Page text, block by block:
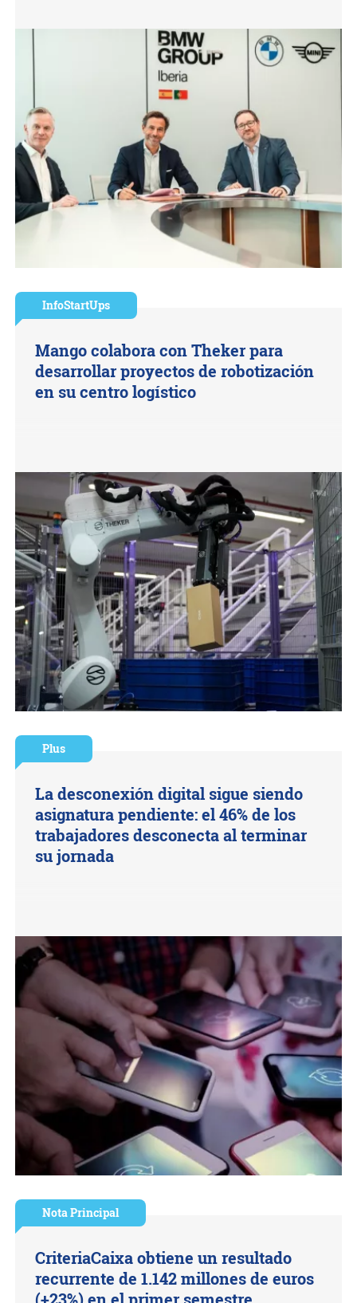
InfoStartUps
Mango colabora con Theker para
desarrollar proyectos de robotización
en su centro logístico
Plus
La desconexión digital sigue siendo
asignatura pendiente: el 46% de los
trabajadores desconecta al terminar
su jornada
Nota Principal
CriteriaCaixa obtiene un resultado
recurrente de 1.142 millones de euros